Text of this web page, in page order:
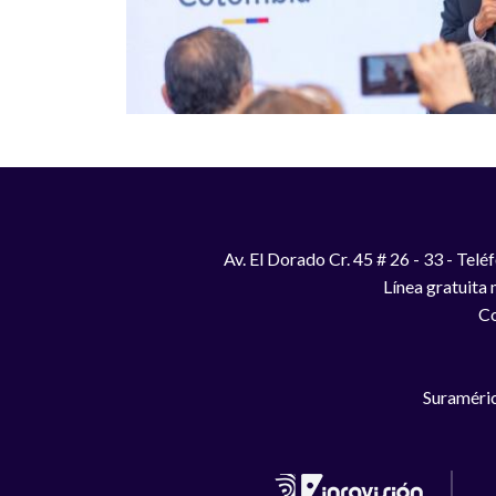
Av. El Dorado Cr. 45 # 26 - 33 -
Línea gratuita